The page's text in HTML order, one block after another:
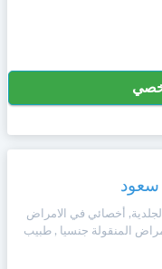
سعود
أخصائي في الامراض
المنقولة جنسيا , طبيب